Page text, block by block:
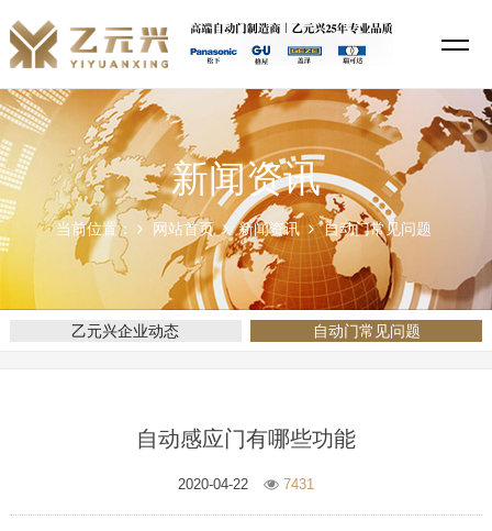
新闻资讯
当前位置： 网站首页 新闻资讯 自动门常见问题
乙元兴企业动态 自动门常见问题
自动感应门有哪些功能
2020-04-22 7431